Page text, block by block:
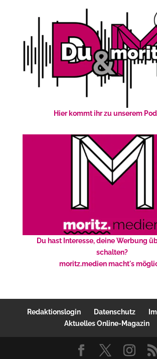
Hier kommt ihr zu unserem
Du hast Interesse, deine Werbung
schalten?
moritz.medien macht's
Redaktionslogin Datenschutz
Aktuelles Online-Magazin